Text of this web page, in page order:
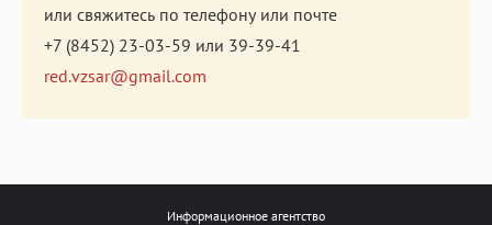
или свяжитесь по телефону или почте
+7 (8452) 23-03-59 или 39-39-41
red.vzsar@gmail.com
Информационное агентство